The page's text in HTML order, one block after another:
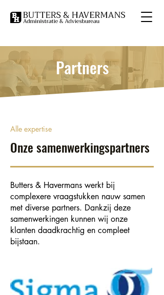
Partners
Alle expertise
Onze samenwerkingspartners
Butters & Havermans werkt bij
complexere vraagstukken nauw samen
met diverse partners. Dankzij deze
samenwerkingen kunnen wij onze
klanten daadkrachtig en compleet
bijstaan.